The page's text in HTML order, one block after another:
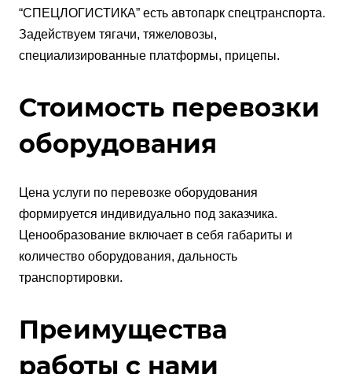
“СПЕЦЛОГИСТИКА” есть автопарк спецтранспорта.
Задействуем тягачи, тяжеловозы,
специализированные платформы, прицепы.
Стоимость перевозки
оборудования
Цена услуги по перевозке оборудования
формируется индивидуально под заказчика.
Ценообразование включает в себя габариты и
количество оборудования, дальность
транспортировки.
Преимущества
работы с нами